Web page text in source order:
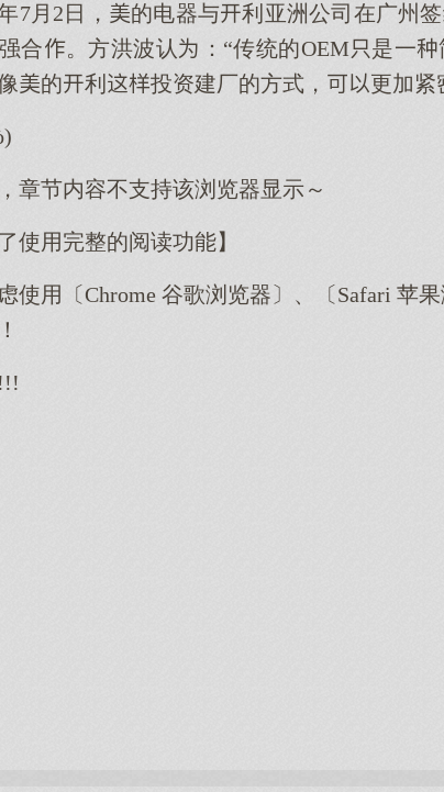
7月2日，的电器与利亚洲公司在广州
合。方洪波认：“传统的OEM是一
的利投资建厂的方式，更加紧
章节内容不支持该浏览器显示～
了使用完整的阅读功能】
使用〔Chrome 谷歌浏览器〕、〔Safari 苹